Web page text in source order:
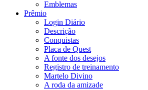
Emblemas
Prêmio
Login Diário
Descrição
Conquistas
Placa de Quest
A fonte dos desejos
Registro de treinamento
Martelo Divino
A roda da amizade